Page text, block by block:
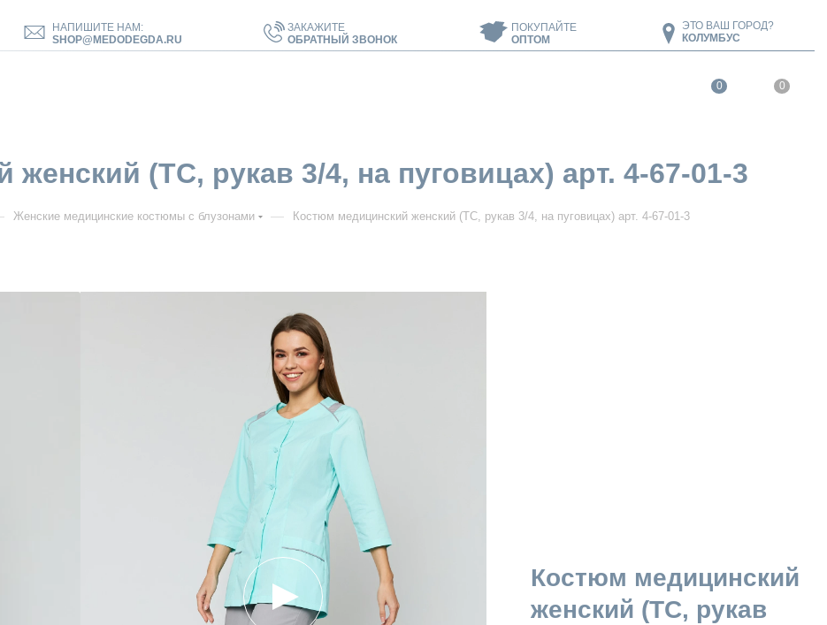
НАПИШИТЕ НАМ:
SHOP@MEDODEGDA.RU
ЗАКАЖИТЕ
ОБРАТНЫЙ ЗВОНОК
ПОКУПАЙТЕ
ОПТОМ
ЭТО ВАШ ГОРОД?
КОЛУМБУС
0 0
(ТС, рукав 3/4, на пуговицах) арт. 4-67-01-3
Женские медицинские костюмы с блузонами — Костюм медицинский женский (ТС, рукав 3/4, на пуговицах) арт. 4-67-01-3
Костюм медицинский
женский (ТС, рукав